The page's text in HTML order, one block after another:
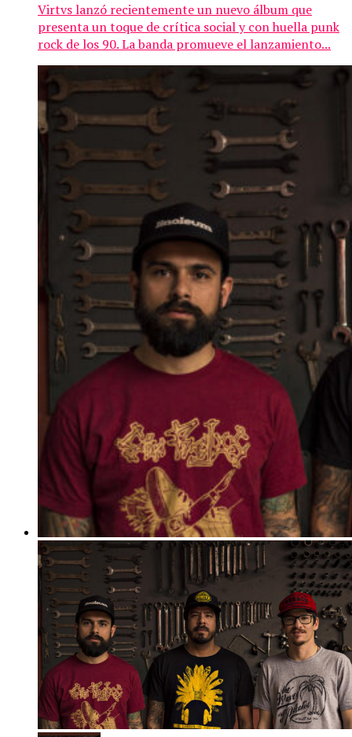
Virtvs lanzó recientemente un nuevo álbum que
presenta un toque de crítica social y con huella punk
rock de los 90. La banda promueve el lanzamiento...